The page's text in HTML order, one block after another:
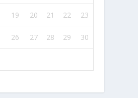
19 20 21 22 23
26 27 28 29 30